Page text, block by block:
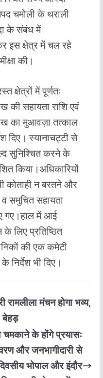
चमोली के थराली
के संबंध में
इस क्षेत्र में चल रहे
की।
क्षेत्रों में पूर्णतः
की सहायता राशि एवं
का मुआवज़ा तत्काल
दिए। स्यानाचट्टी से
सुनिश्चित करने के
किया।अधिकारियों
कोताही न बरतने और
व समुचित सहायता
गए।हाल में आई
लिए प्रतिष्ठित
की एक कमेटी
निर्देश भी दिए।
मंचन होगा भव्य,
बेहड़
चमकाने के होंगे प्रयासः
और जनभागीदारी से
भोपाल और इंदौर